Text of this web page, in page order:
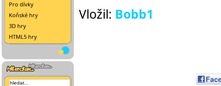
Pro dívky
Koňské hry
3D hry
HTML5 hry
Vložil: Bobb1